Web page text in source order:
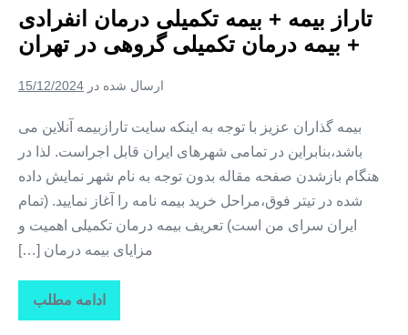
+
بیمه
درمان
تکمیلی
در
تاراز بیمه + بیمه تکمیلی درمان انفرادی
+ بیمه درمان تکمیلی گروهی در تهران
ارسال شده در 15/12/2024
بیمه گذاران عزیز با توجه به اینکه سایت تارازبیمه آنلاین می
باشد،بنابراین در تمامی شهرهای ایران قابل اجراست. لذا در
هنگام بازشدن صفحه مقاله بدون توجه به نام شهر نمایش داده
شده در تیتر فوق،مراحل خرید بیمه نامه را آغاز نمایید. (تمام
ایران سرای من است) تعریف بیمه درمان تکمیلی اهمیت و
مزایای بیمه درمان […]
ادامه مطلب
تاراز
بیمه